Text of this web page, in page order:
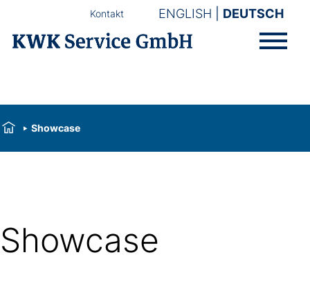
ENGLISH DEUTSCH
Kontakt
Showcase
Showcase